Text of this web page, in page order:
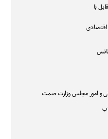
با
و امور مجلس وزارت صمت